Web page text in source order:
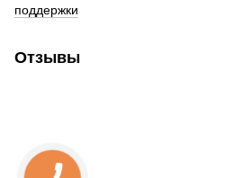
поддержки
Отзывы